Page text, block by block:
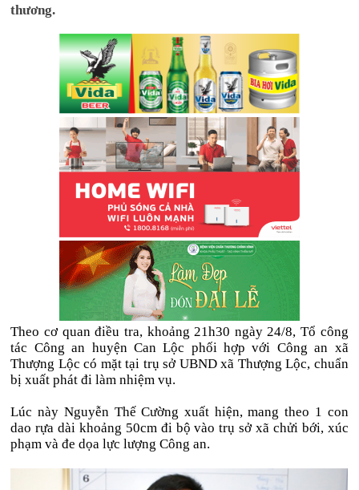
thương.
Theo cơ quan điều tra, khoảng 21h30 ngày 24/8, Tổ công
tác Công an huyện Can Lộc phối hợp với Công an xã
Thượng Lộc có mặt tại trụ sở UBND xã Thượng Lộc, chuẩn
bị xuất phát đi làm nhiệm vụ.
Lúc này Nguyễn Thế Cường xuất hiện, mang theo 1 con
dao rựa dài khoảng 50cm đi bộ vào trụ sở xã chửi bới, xúc
phạm và đe dọa lực lượng Công an.